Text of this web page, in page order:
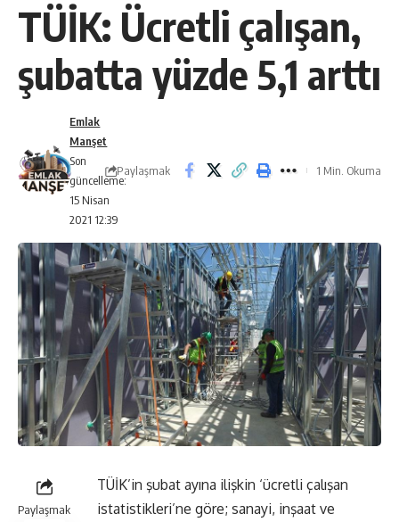
TÜİK: Ücretli çalışan,
şubatta yüzde 5,1 arttı
Son
güncelleme:
15 Nisan
2021 12:39
Emlak
Manşet
Paylaşmak 1 Min. Okuma
Paylaşmak
TÜİK’in şubat ayına ilişkin ‘ücretli çalışan
istatistikleri’ne göre; sanayi, inşaat ve